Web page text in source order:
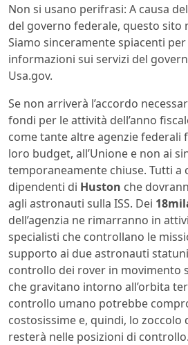
Non si usano perifrasi: A causa
del governo federale, questo sito
Siamo sinceramente spiacenti per
informazioni sui servizi del
Usa.gov.
Se non arriverà l’accordo
fondi per le attività dell’anno
come tante altre agenzie federali
loro budget, all’Unione e non ai
temporaneamente chiuse. Tutti a
dipendenti di Huston che
agli astronauti sulla ISS. Dei
dell’agenzia ne rimarranno in
specialisti che controllano le
supporto ai due astronauti
controllo dei rover in movimento
che gravitano intorno all’orbita
controllo umano potrebbe
costosissime e, quindi, lo zoccolo
resterà nelle posizioni di controllo.